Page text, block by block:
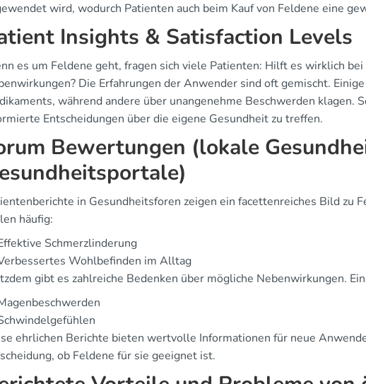
wird, wodurch Patienten auch beim Kauf von Feldene eine
Insights & Satisfaction Levels
es um Feldene geht, fragen sich viele Patienten: Hilft es wirklich
Die Erfahrungen der Anwender sind oft gemischt.
während andere über unangenehme Beschwerden klagen.
Entscheidungen über die eigene Gesundheit zu treffen.
Bewertungen (lokale
in Gesundheitsforen zeigen ein facettenreiches Bild zu
häufig:
Schmerzlinderung
Wohlbefinden im Alltag
gibt es zahlreiche Bedenken über mögliche Nebenwirkungen.
ehrlichen Berichte bieten wertvolle Informationen für neue
ob Feldene für sie geeignet ist.